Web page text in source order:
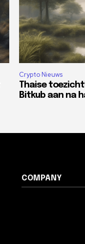
Crypto Nieuws
Thaise
Bitkub aan na
COMPANY